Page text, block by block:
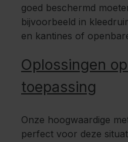
goed beschermd
bijvoorbeeld in
en kantines of
Oplossingen
toepassing
Onze hoogwaardige
perfect voor deze